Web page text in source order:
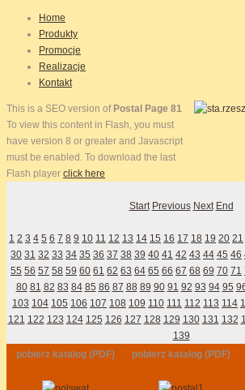
Home
Produkty
Promocje
Realizacje
Kontakt
This is a SEO version of Postal Page 81
To view this content in Flash, you must
have version 8 or greater and Javascript
must be enabled. To download the last
Flash player click here
Start Previous Next End
1 2 3 4 5 6 7 8 9 10 11 12 13 14 15 16 17 18 19 20 21
30 31 32 33 34 35 36 37 38 39 40 41 42 43 44 45 46
55 56 57 58 59 60 61 62 63 64 65 66 67 68 69 70 71
80 81 82 83 84 85 86 87 88 89 90 91 92 93 94 95
103 104 105 106 107 108 109 110 111 112 113 114
121 122 123 124 125 126 127 128 129 130 131 132
139
pobierz katalog (PDF)
pobierz katalog (PDF)